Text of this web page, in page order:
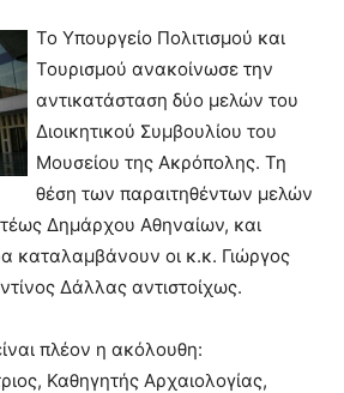
Το Υπουργείο Πολιτισμού και
Τουρισμού ανακοίνωσε την
αντικατάσταση δύο μελών του
Διοικητικού Συμβουλίου του
Μουσείου της Ακρόπολης. Τη
θέση των παραιτηθέντων μελών
Δημάρχου Αθηναίων, και
οι κ.κ. Γιώργος
Δάλλας αντιστοίχως.
πλέον η ακόλουθη:
Καθηγητής Αρχαιολογίας,